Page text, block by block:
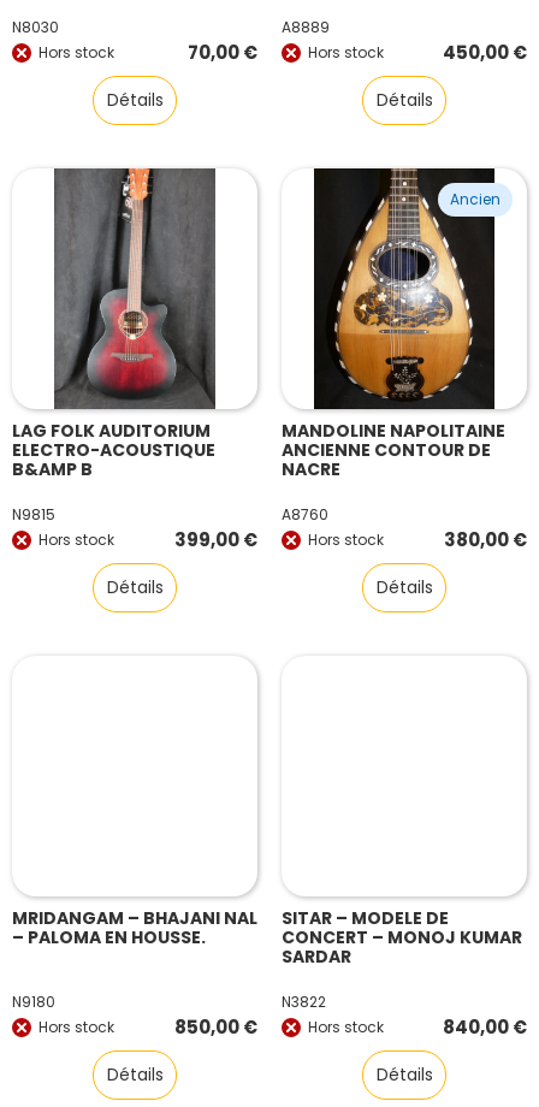
N8030
Hors stock
70,00€
Détails
A8889
Hors stock
450,00€
Détails
LAG FOLK AUDITORIUM
ELECTRO-ACOUSTIQUE
B&AMP B
N9815
Hors stock
399,00€
Détails
Ancien
MANDOLINE NAPOLITAINE
ANCIENNE CONTOUR DE
NACRE
A8760
Hors stock
380,00€
Détails
MRIDANGAM – BHAJANI NAL
– PALOMA EN HOUSSE.
N9180
Hors stock
850,00€
Détails
SITAR – MODELE DE
CONCERT – MONOJ KUMAR
SARDAR
N3822
Hors stock
840,00€
Détails